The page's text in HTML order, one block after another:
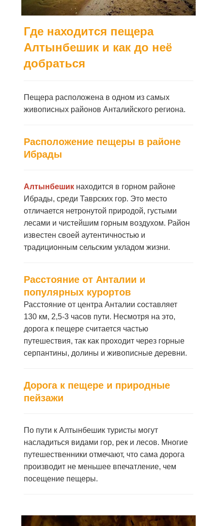
Где находится пещера
Алтынбешик и как до неё
добраться
Пещера расположена в одном из самых
живописных районов Анталийского региона.
Расположение пещеры в районе
Ибрады
Алтынбешик находится в горном районе
Ибрады, среди Таврских гор. Это место
отличается нетронутой природой, густыми
лесами и чистейшим горным воздухом. Район
известен своей аутентичностью и
традиционным сельским укладом жизни.
Расстояние от Анталии и
популярных курортов
Расстояние от центра Анталии составляет
130 км, 2,5-3 часов пути. Несмотря на это,
дорога к пещере считается частью
путешествия, так как проходит через горные
серпантины, долины и живописные деревни.
Дорога к пещере и природные
пейзажи
По пути к Алтынбешик туристы могут
насладиться видами гор, рек и лесов. Многие
путешественники отмечают, что сама дорога
производит не меньшее впечатление, чем
посещение пещеры.